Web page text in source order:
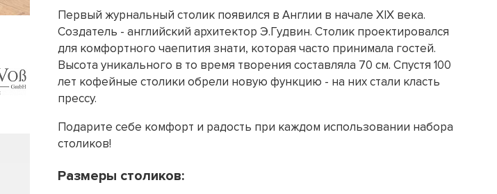
Первый журнальный столик появился в Англии в начале XIX века.
Создатель - английский архитектор Э.Гудвин. Столик проектировался
для комфортного чаепития знати, которая часто принимала гостей.
Высота уникального в то время творения составляла 70 см. Спустя 100
лет кофейные столики обрели новую функцию - на них стали класть
прессу.
Подарите себе комфорт и радость при каждом использовании набора
столиков!
Размеры столиков: